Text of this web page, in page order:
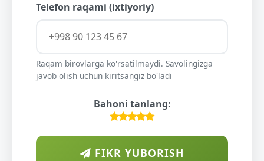
Telefon raqami (ixtiyoriy)
Raqam birovlarga ko'rsatilmaydi. Savolingizga
javob olish uchun kiritsangiz bo'ladi
Bahoni tanlang:
FIKR YUBORISH